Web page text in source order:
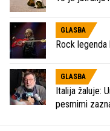
GLASBA
Rock
GLASBA
Italija žaluje:
pesmimi